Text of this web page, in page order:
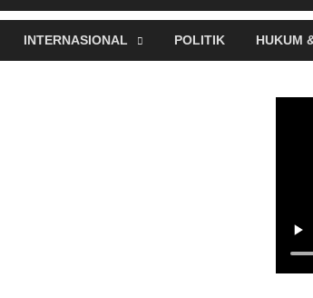
INTERNASIONAL POLITIK HUKUM